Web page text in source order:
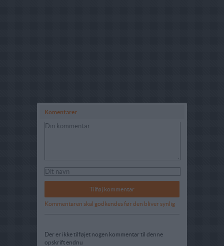
Komentarer
Kommentaren skal godkendes før den bliver synlig
Der er ikke tilføjet nogen kommentar til denne
opskrift endnu